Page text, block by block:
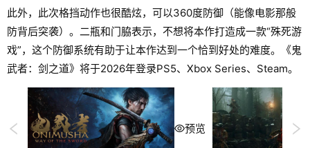
此外，此次格挡动作也很酷炫，可以360度防御（能像电影那般
防背后突袭）。二瓶和门脇表示，不想将本作打造成一款“殊死游
戏”，这个防御系统有助于让本作达到一个恰到好处的难度。《鬼
武者：剑之道》将于2026年登录PS5、Xbox Series、Steam。
预览